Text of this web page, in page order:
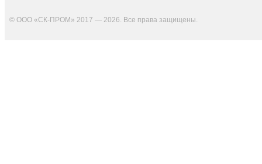
© ООО «СК-ПРОМ» 2017 — 2026. Все права защищены